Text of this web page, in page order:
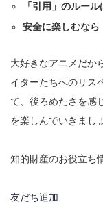
「引用」のルー
安全に楽しむな
大好きなアニメだか
イターたちへのリス
て、後ろめたさを感
を楽しんでいきまし
知的財産のお役立ち
友だち追加